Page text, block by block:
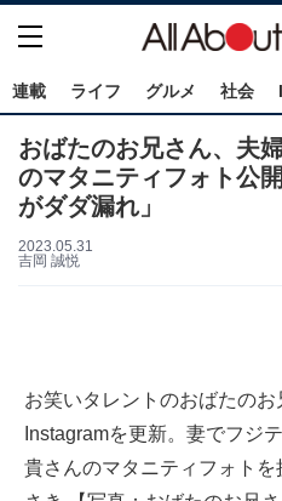
連載 ライフ グルメ 社会
おばたのお兄さん、夫
のマタニティフォト公
がダダ漏れ」
2023.05.31
吉岡 誠悦
お笑いタレントのおばたの
Instagramを更新。妻でフジ
貴さんのマタニティフォト